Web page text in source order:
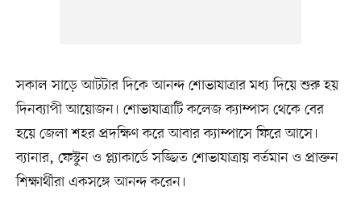
সকাল সাড়ে আটটার দিকে আনন্দ শোভাযাত্রার মধ্য দিয়ে শুরু হয়
দিনব্যাপী আয়োজন। শোভাযাত্রাটি কলেজ ক্যাম্পাস থেকে বের
হয়ে জেলা শহর প্রদক্ষিণ করে আবার ক্যাম্পাসে ফিরে আসে।
ব্যানার, ফেস্টুন ও প্ল্যাকার্ডে সজ্জিত শোভাযাত্রায় বর্তমান ও প্রাক্তন
শিক্ষার্থীরা একসঙ্গে আনন্দ করেন।